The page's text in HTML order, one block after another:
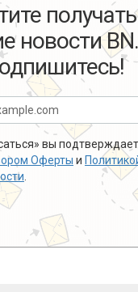
получать
новости
вы
Оферты и